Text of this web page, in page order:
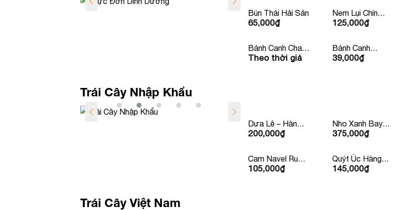
Bún Thái Hải Sản
65,000₫
Nem Lụi Chín
Kèm Rau Mắm
125,000₫
Bánh Canh Chay
Kèm Quẩy
Theo thời giá
Bánh Canh
Xương Bean
39,000₫
Trái Cây Nhập Khẩu
Dưa Lê – Hàn
Quốc
200,000₫
Nho Xanh Bay
Úc/ Mỹ
375,000₫
Cam Navel Ruột
Vàng Mỹ
105,000₫
Quýt Úc Hàng
Bay Iron
145,000₫
Trái Cây Việt Nam